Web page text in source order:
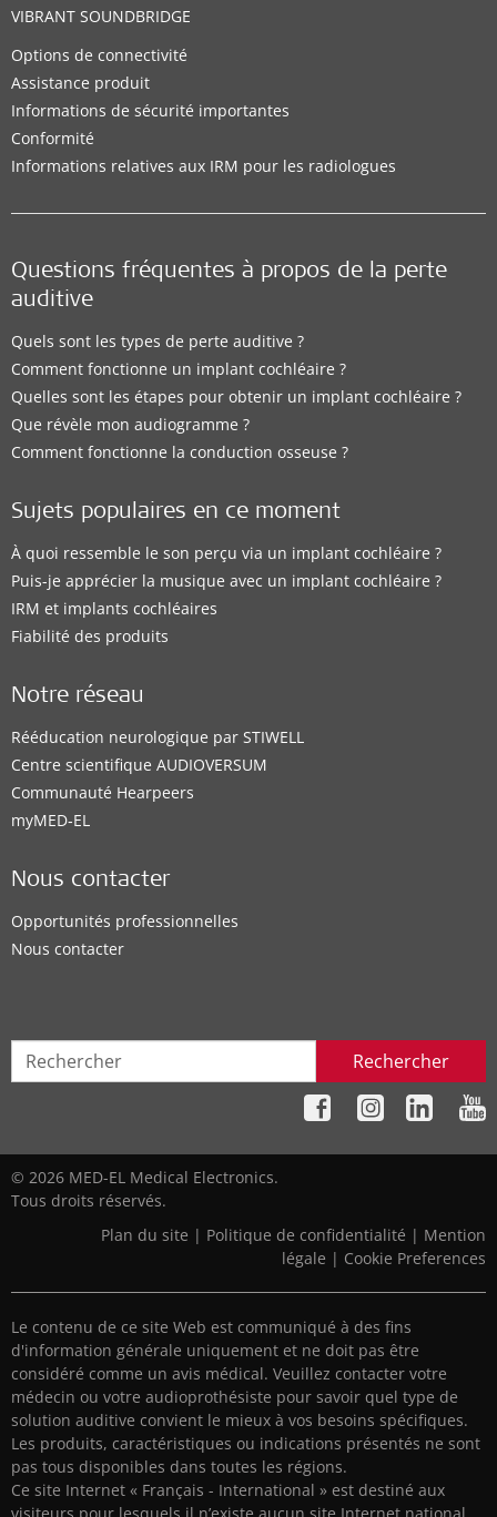
VIBRANT SOUNDBRIDGE
Options de connectivité
Assistance produit
Informations de sécurité importantes
Conformité
Informations relatives aux IRM pour les radiologues
Questions fréquentes à propos de la perte
auditive
Quels sont les types de perte auditive ?
Comment fonctionne un implant cochléaire ?
Quelles sont les étapes pour obtenir un implant cochléaire ?
Que révèle mon audiogramme ?
Comment fonctionne la conduction osseuse ?
Sujets populaires en ce moment
À quoi ressemble le son perçu via un implant cochléaire ?
Puis-je apprécier la musique avec un implant cochléaire ?
IRM et implants cochléaires
Fiabilité des produits
Notre réseau
Rééducation neurologique par STIWELL
Centre scientifique AUDIOVERSUM
Communauté Hearpeers
myMED‑EL
Nous contacter
Opportunités professionnelles
Nous contacter
Rechercher
© 2026 MED-EL Medical Electronics.
Tous droits réservés.
Plan du site | Politique de confidentialité | Mention
légale | Cookie Preferences
Le contenu de ce site Web est communiqué à des fins
d'information générale uniquement et ne doit pas être
considéré comme un avis médical. Veuillez contacter votre
médecin ou votre audioprothésiste pour savoir quel type de
solution auditive convient le mieux à vos besoins spécifiques.
Les produits, caractéristiques ou indications présentés ne sont
pas tous disponibles dans toutes les régions.
Ce site Internet « Français - International » est destiné aux